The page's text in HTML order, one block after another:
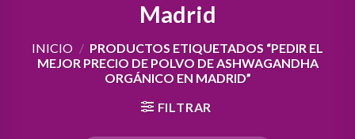
Madrid
INICIO / PRODUCTOS ETIQUETADOS “PEDIR EL
MEJOR PRECIO DE POLVO DE ASHWAGANDHA
ORGÁNICO EN MADRID”
FILTRAR